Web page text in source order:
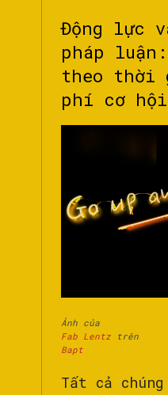
Động lực
pháp
theo thời
phí cơ hội
Ảnh của
Fab Lentz trên
Bapt
Tất cả